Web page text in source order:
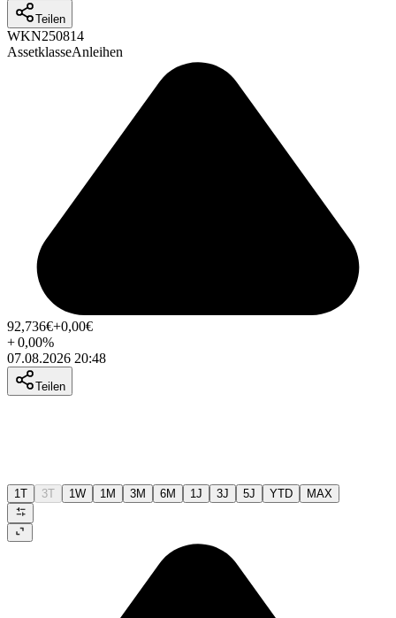
Teilen
WKN250814
AssetklasseAnleihen
92,736€+0,00€
+0,00%
07.08.2026 20:48
Teilen
1T 3T 1W 1M 3M 6M 1J 3J 5J YTD MAX